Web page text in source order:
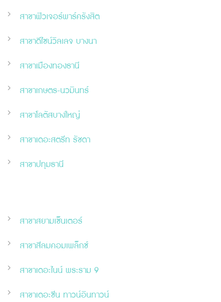
สาขาฟิวเจอร์พาร์ครังสิต
สาขาดีไซน์วิลเลจ บางนา
สาขาเมืองทองธานี
สาขาเกษตร-นวมินทร์
สาขาโลตัสบางใหญ่
สาขาเดอะสตรีท รัชดา
สาขาปทุมธานี
สาขาสยามเซ็นเตอร์
สาขาสีลมคอมเพล็กซ์
สาขาเดอะไนน์ พระราม 9
สาขาเดอะซีน ทาวน์อินทาวน์